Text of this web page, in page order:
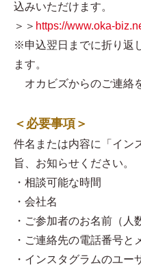
込みいただけます。
＞＞ https://www.oka-
※申込翌日までに折り返
ます。
オカビズからのご連絡
＜必要事項＞
件名または内容に「イン
旨、お知らせください。
・相談可能な時間
・会社名
・ご参加者のお名前（人
・ご連絡先の電話番号と
・インスタグラムのユー